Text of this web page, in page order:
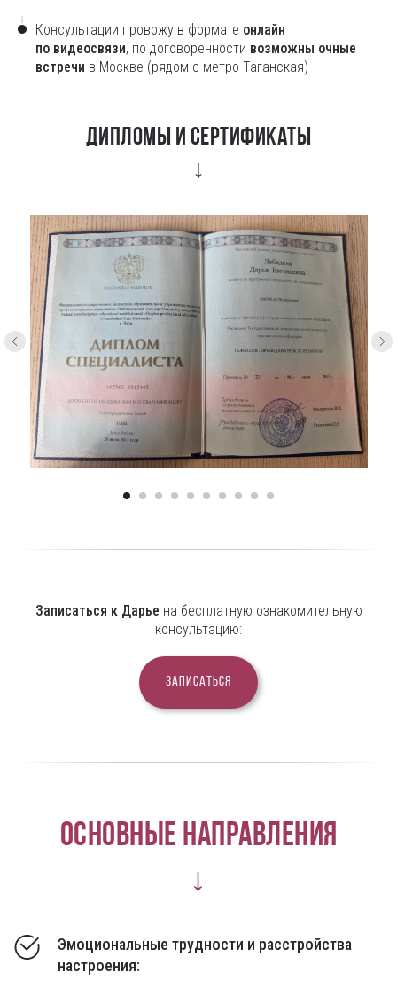
Консультации провожу в формате онлайн
по видеосвязи, по договорённости возможны очные
встречи в Москве (рядом с метро Таганская)
Дипломы и сертификаты
↓
Записаться к Дарье на бесплатную ознакомительную
консультацию:
Записаться
Основные направления
↓
Эмоциональные трудности и расстройства
настроения: